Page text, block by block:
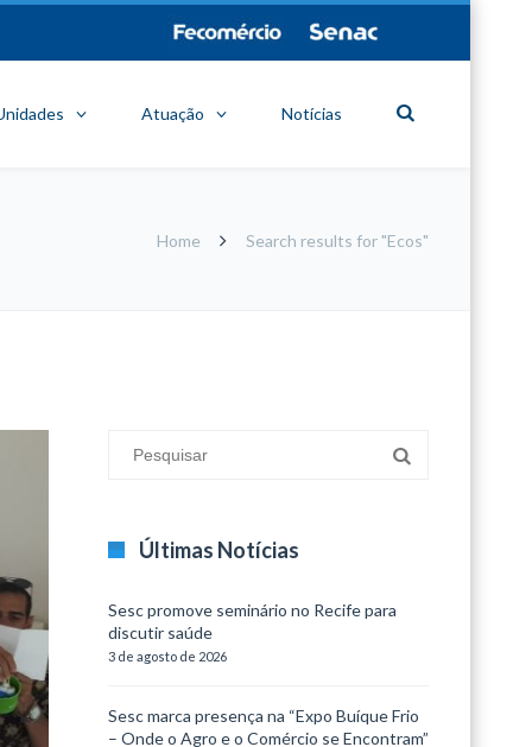
Atuação Notícias
Home Search results for "Ecos"
Últimas Notícias
Sesc promove seminário no Recife para
discutir saúde
3 de agosto de 2026
Sesc marca presença na “Expo Buíque Frio
– Onde o Agro e o Comércio se Encontram”